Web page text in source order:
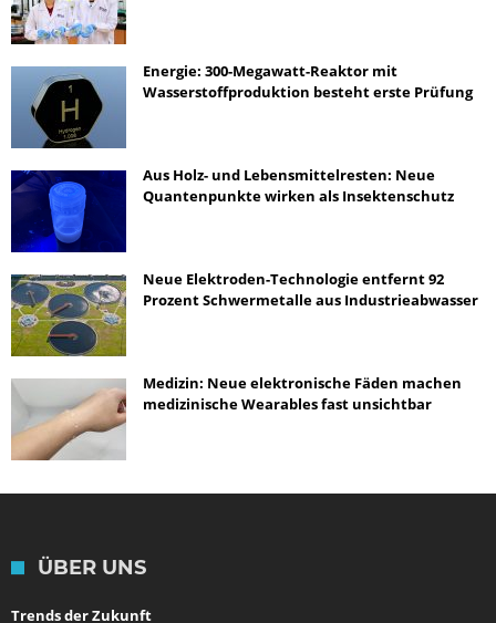
Energie: 300-Megawatt-Reaktor mit
Wasserstoffproduktion besteht erste Prüfung
Aus Holz- und Lebensmittelresten: Neue
Quantenpunkte wirken als Insektenschutz
Neue Elektroden-Technologie entfernt 92
Prozent Schwermetalle aus Industrieabwasser
Medizin: Neue elektronische Fäden machen
medizinische Wearables fast unsichtbar
ÜBER UNS
Trends der Zukunft